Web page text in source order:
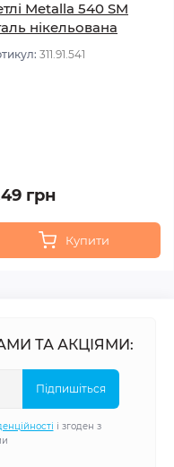
Metalla 540 SM
нікельована
311.91.541
грн
Купити
ТА АКЦІЯМИ:
Підпишіться
і згоден з